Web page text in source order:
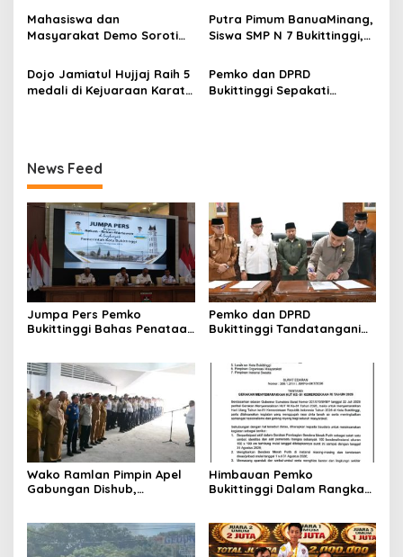
Persiapan Angkutan Gratis
Pelajar
Tahun ke-81 Kemerdekaan
Republik Indonesia
Mahasiswa dan
Masyarakat Demo Soroti
PP, GMNI Bukittinggi
Kecewa Wali Kota dan
DPRD Tak Hadir Temui
Putra Pimum BanuaMinang,
Siswa SMP N 7 Bukittinggi,
Festival Komite Pemula
Berat 40 Kg dalam
Kejuaraan Karate Jam
Dojo Jamiatul Hujjaj Raih 5
medali di Kejuaraan Karate
Pemko dan DPRD
Bukittinggi Sepakati
News Feed
Jumpa Pers Pemko
Bukittinggi Bahas Penataan
Pemko dan DPRD
Bukittinggi Tandatangani
2026
Wako Ramlan Pimpin Apel
Gabungan Dishub,
Pelajar
Himbauan Pemko
Bukittinggi Dalam Rangka
Republik Indonesia